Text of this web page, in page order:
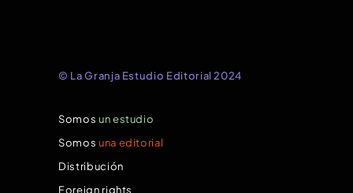
© La Granja Estudio Editorial 2024
Somos un estudio
Somos una editorial
Distribución
Foreign rights